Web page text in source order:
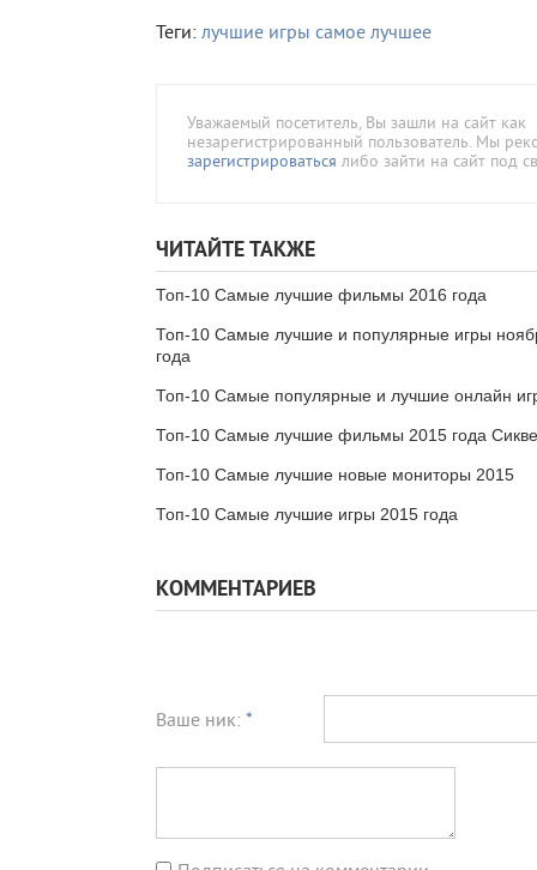
Теги: лучшие игры самое лучшее
Уважаемый посетитель, Вы зашли на сайт как
незарегистрированный пользователь. Мы
зарегистрироваться либо зайти на сайт под
ЧИТАЙТЕ ТАКЖЕ
Топ-10 Самые лучшие фильмы 2016 года
Топ-10 Самые лучшие и популярные игры
года
Топ-10 Самые популярные и лучшие онлайн
Топ-10 Самые лучшие фильмы 2015 года
Топ-10 Самые лучшие новые мониторы 2015
Топ-10 Самые лучшие игры 2015 года
КОММЕНТАРИЕВ
Ваше ник: *